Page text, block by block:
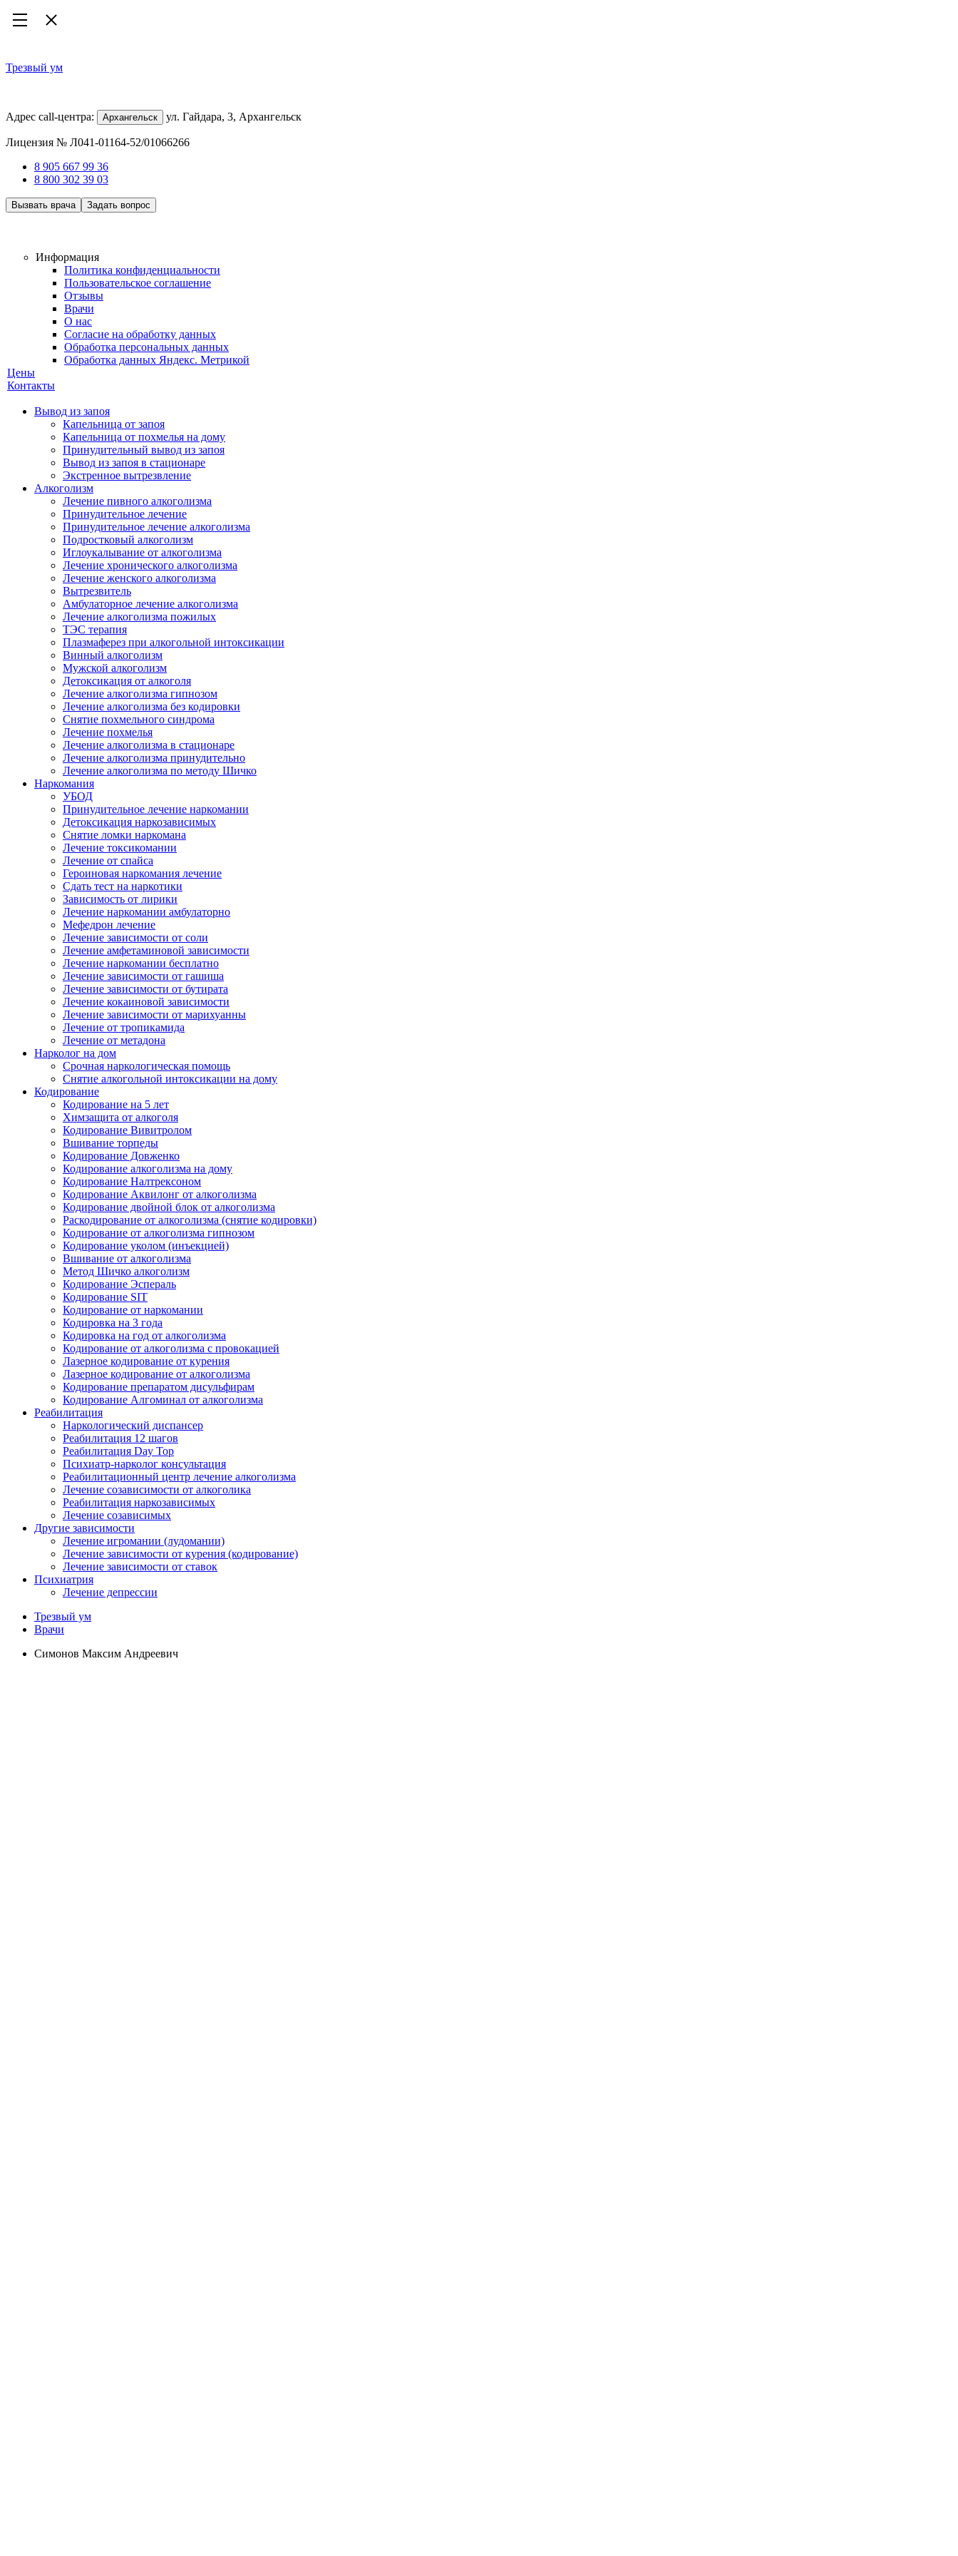
Трезвый ум
Адрес call-центра: Архангельск ул. Гайдара, 3, Архангельск
Лицензия № Л041-01164-52/01066266
8 905 667 99 36
8 800 302 39 03
Вызвать врача Задать вопрос
Информация
Политика конфиденциальности
Пользовательское соглашение
Отзывы
Врачи
О нас
Согласие на обработку данных
Обработка персональных данных
Обработка данных Яндекс. Метрикой
Цены
Контакты
Вывод из запоя
Капельница от запоя
Капельница от похмелья на дому
Принудительный вывод из запоя
Вывод из запоя в стационаре
Экстренное вытрезвление
Алкоголизм
Лечение пивного алкоголизма
Принудительное лечение
Принудительное лечение алкоголизма
Подростковый алкоголизм
Иглоукалывание от алкоголизма
Лечение хронического алкоголизма
Лечение женского алкоголизма
Вытрезвитель
Амбулаторное лечение алкоголизма
Лечение алкоголизма пожилых
ТЭС терапия
Плазмаферез при алкогольной интоксикации
Винный алкоголизм
Мужской алкоголизм
Детоксикация от алкоголя
Лечение алкоголизма гипнозом
Лечение алкоголизма без кодировки
Снятие похмельного синдрома
Лечение похмелья
Лечение алкоголизма в стационаре
Лечение алкоголизма принудительно
Лечение алкоголизма по методу Шичко
Наркомания
УБОД
Принудительное лечение наркомании
Детоксикация наркозависимых
Снятие ломки наркомана
Лечение токсикомании
Лечение от спайса
Героиновая наркомания лечение
Сдать тест на наркотики
Зависимость от лирики
Лечение наркомании амбулаторно
Мефедрон лечение
Лечение зависимости от соли
Лечение амфетаминовой зависимости
Лечение наркомании бесплатно
Лечение зависимости от гашиша
Лечение зависимости от бутирата
Лечение кокаиновой зависимости
Лечение зависимости от марихуанны
Лечение от тропикамида
Лечение от метадона
Нарколог на дом
Срочная наркологическая помощь
Снятие алкогольной интоксикации на дому
Кодирование
Кодирование на 5 лет
Химзащита от алкоголя
Кодирование Вивитролом
Вшивание торпеды
Кодирование Довженко
Кодирование алкоголизма на дому
Кодирование Налтрексоном
Кодирование Аквилонг от алкоголизма
Кодирование двойной блок от алкоголизма
Раскодирование от алкоголизма (снятие кодировки)
Кодирование от алкоголизма гипнозом
Кодирование уколом (инъекцией)
Вшивание от алкоголизма
Метод Шичко алкоголизм
Кодирование Эспераль
Кодирование SIT
Кодирование от наркомании
Кодировка на 3 года
Кодировка на год от алкоголизма
Кодирование от алкоголизма с провокацией
Лазерное кодирование от курения
Лазерное кодирование от алкоголизма
Кодирование препаратом дисульфирам
Кодирование Алгоминал от алкоголизма
Реабилитация
Наркологический диспансер
Реабилитация 12 шагов
Реабилитация Day Top
Психиатр-нарколог консультация
Реабилитационный центр лечение алкоголизма
Лечение созависимости от алкоголика
Реабилитация наркозависимых
Лечение созависимых
Другие зависимости
Лечение игромании (лудомании)
Лечение зависимости от курения (кодирование)
Лечение зависимости от ставок
Психиатрия
Лечение депрессии
Трезвый ум
Врачи
Симонов Максим Андреевич
Специальность